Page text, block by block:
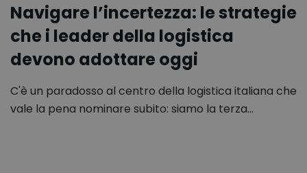
Navigare l’incertezza: le strategie
che i leader della logistica
devono adottare oggi
C'è un paradosso al centro della logistica italiana che
vale la pena nominare subito: siamo la terza…